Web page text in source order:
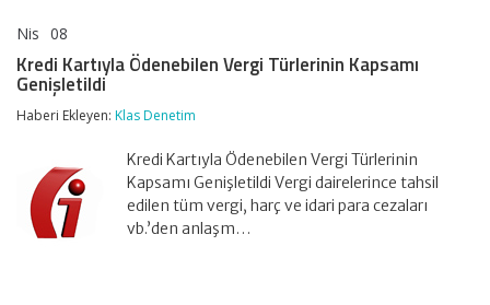
Nis 08
Kartıyla
Ödenebilen
Vergi
Türlerinin
Kapsamı
Kredi Kartıyla Ödenebilen Vergi Türlerinin Kapsamı
Genişletildi
Haberi Ekleyen: Klas Denetim
Kredi Kartıyla Ödenebilen Vergi Türlerinin
Kapsamı Genişletildi Vergi dairelerince tahsil
edilen tüm vergi, harç ve idari para cezaları
vb.’den anlaşm…